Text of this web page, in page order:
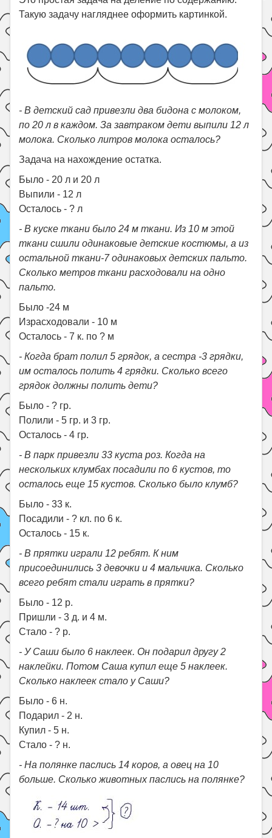
Такую задачу нагляднее оформить картинкой.
- В детский сад привезли два бидона с молоком,
по 20 л в каждом. За завтраком дети выпили 12 л
молока. Сколько литров молока осталось?
Задача на нахождение остатка.
Было - 20 л и 20 л
Выпили - 12 л
Осталось - ? л
- В куске ткани было 24 м ткани. Из 10 м этой
ткани сшили одинаковые детские костюмы, а из
остальной ткани-7 одинаковых детских пальто.
Сколько метров ткани расходовали на одно
пальто.
Было -24 м
Израсходовали - 10 м
Осталось - 7 к. по ? м
- Когда брат полил 5 грядок, а сестра -3 грядки,
им осталось полить 4 грядки. Сколько всего
грядок должны полить дети?
Было - ? гр.
Полили - 5 гр. и 3 гр.
Осталось - 4 гр.
- В парк привезли 33 куста роз. Когда на
нескольких клумбах посадили по 6 кустов, то
осталось еще 15 кустов. Сколько было клумб?
Было - 33 к.
Посадили - ? кл. по 6 к.
Осталось - 15 к.
- В прятки играли 12 ребят. К ним
присоединились 3 девочки и 4 мальчика. Сколько
всего ребят стали играть в прятки?
Было - 12 р.
Пришли - 3 д. и 4 м.
Стало - ? р.
- У Саши было 6 наклеек. Он подарил другу 2
наклейки. Потом Саша купил еще 5 наклеек.
Сколько наклеек стало у Саши?
Было - 6 н.
Подарил - 2 н.
Купил - 5 н.
Стало - ? н.
- На полянке паслись 14 коров, а овец на 10
больше. Сколько животных паслись на полянке?